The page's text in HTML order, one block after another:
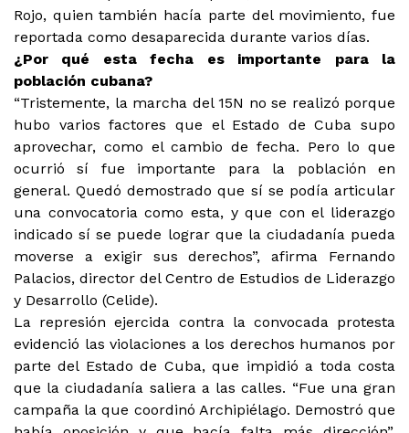
Rojo, quien también hacía parte del movimiento, fue
reportada como desaparecida durante varios días.
¿Por qué esta fecha es importante para la
población cubana?
“Tristemente, la marcha del 15N no se realizó porque
hubo varios factores que el Estado de Cuba supo
aprovechar, como el cambio de fecha. Pero lo que
ocurrió sí fue importante para la población en
general. Quedó demostrado que sí se podía articular
una convocatoria como esta, y que con el liderazgo
indicado sí se puede lograr que la ciudadanía pueda
moverse a exigir sus derechos”, afirma Fernando
Palacios, director del Centro de Estudios de Liderazgo
y Desarrollo (Celide).
La represión ejercida contra la convocada protesta
evidenció las violaciones a los derechos humanos por
parte del Estado de Cuba, que impidió a toda costa
que la ciudadanía saliera a las calles. “Fue una gran
campaña la que coordinó Archipiélago. Demostró que